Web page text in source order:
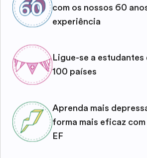
com os nossos 60
experiência
Ligue-se a estudantes
100 países
Aprenda mais
forma mais eficaz
EF